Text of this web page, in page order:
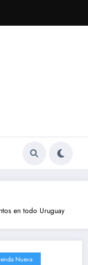
en todo Uruguay
Nueva